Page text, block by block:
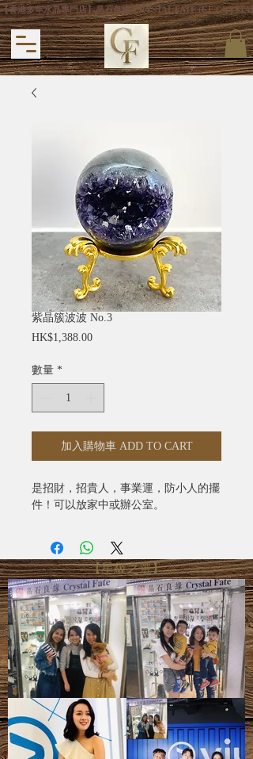
【香港多年水晶專門店】晶石良緣 CRYSTAL FATE (CF
紫晶簇波波 No.3
HK$1,388.00價
數量 *
加入購物車 ADD TO CART
是招財，招貴人，事業運，防小人的擺
件！可以放家中或辦公室。
【星級之選】